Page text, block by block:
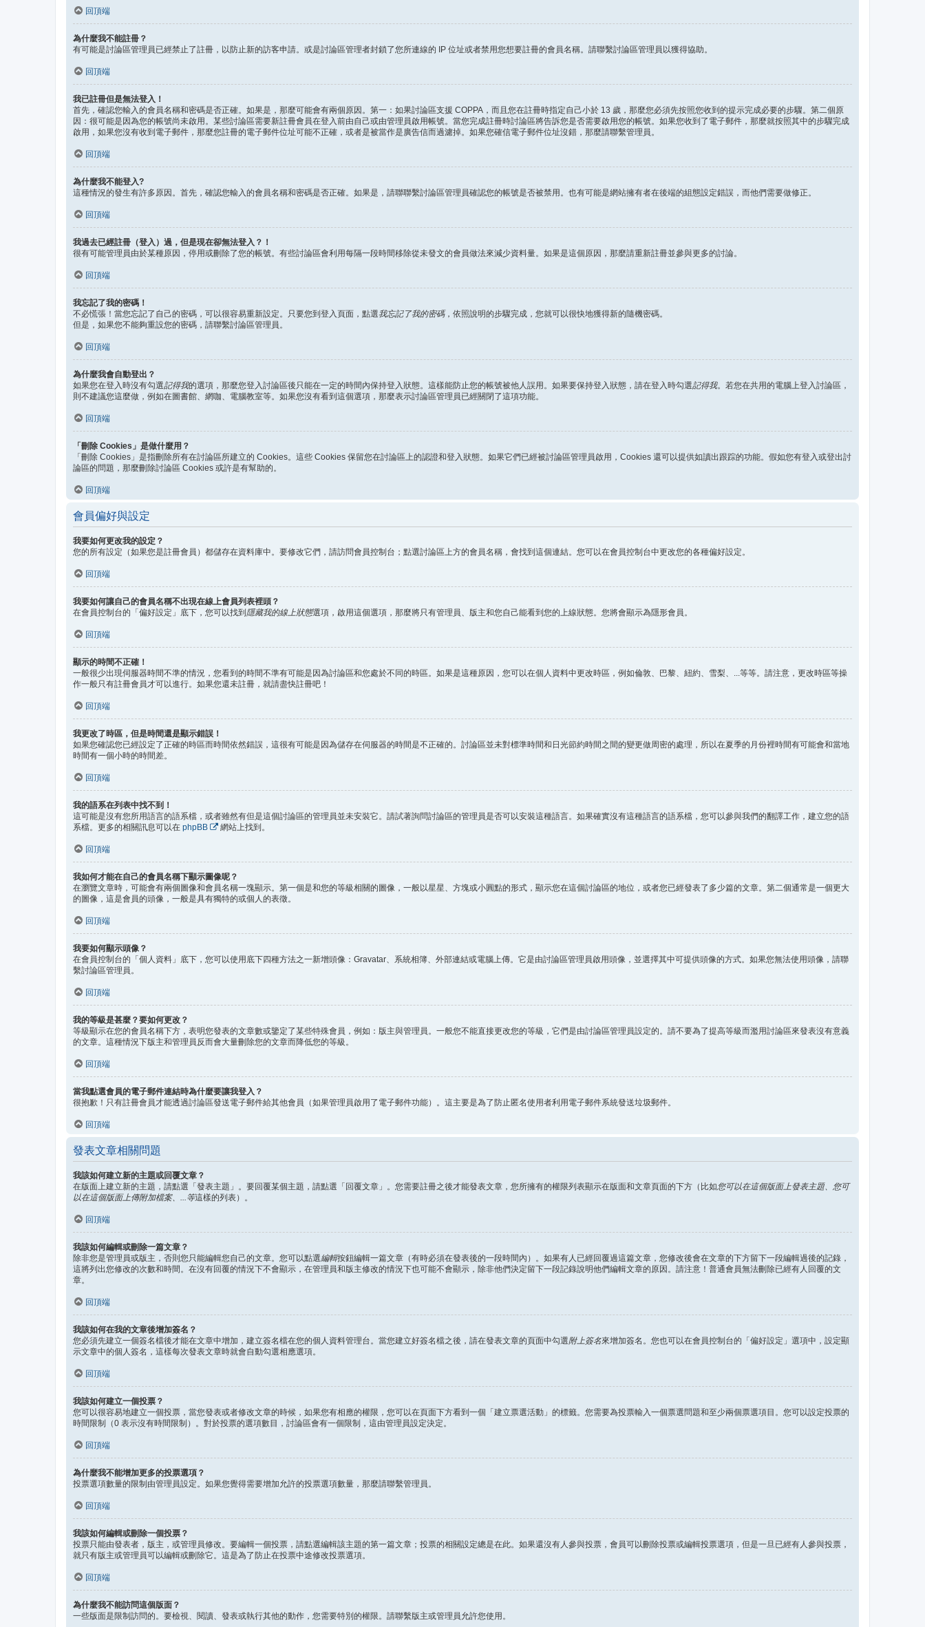
回頂端
為什麼我不能註冊？
有可能是討論區管理員已經禁止了註冊，以防止新的訪客申請。或是討論區管理者封鎖了您所連線的 IP 位址或者禁用您想要註冊的會員名稱。請聯繫討論區管理員以獲得協助。
回頂端
我已註冊但是無法登入！
首先，確認您輸入的會員名稱和密碼是否正確。如果是，那麼可能會有兩個原因。第一：如果討論區支援 COPPA，而且您在註冊時指定自己小於 13 歲，那麼您必須先按照您收到的提示完成必要的步驟。第二個原
因：很可能是因為您的帳號尚未啟用。某些討論區需要新註冊會員在登入前由自己或由管理員啟用帳號。當您完成註冊時討論區將告訴您是否需要啟用您的帳號。如果您收到了電子郵件，那麼就按照其中的步驟完成
啟用，如果您沒有收到電子郵件，那麼您註冊的電子郵件位址可能不正確，或者是被當作是廣告信而過濾掉。如果您確信電子郵件位址沒錯，那麼請聯繫管理員。
回頂端
為什麼我不能登入?
這種情況的發生有許多原因。首先，確認您輸入的會員名稱和密碼是否正確。如果是，請聯聯繫討論區管理員確認您的帳號是否被禁用。也有可能是網站擁有者在後端的組態設定錯誤，而他們需要做修正。
回頂端
我過去已經註冊（登入）過，但是現在卻無法登入？！
很有可能管理員由於某種原因，停用或刪除了您的帳號。有些討論區會利用每隔一段時間移除從未發文的會員做法來減少資料量。如果是這個原因，那麼請重新註冊並參與更多的討論。
回頂端
我忘記了我的密碼！
不必慌張！當您忘記了自己的密碼，可以很容易重新設定。只要您到登入頁面，點選我忘記了我的密碼，依照說明的步驟完成，您就可以很快地獲得新的隨機密碼。
但是，如果您不能夠重設您的密碼，請聯繫討論區管理員。
回頂端
為什麼我會自動登出？
如果您在登入時沒有勾選記得我的選項，那麼您登入討論區後只能在一定的時間內保持登入狀態。這樣能防止您的帳號被他人誤用。如果要保持登入狀態，請在登入時勾選記得我。若您在共用的電腦上登入討論區，
則不建議您這麼做，例如在圖書館、網咖、電腦教室等。如果您沒有看到這個選項，那麼表示討論區管理員已經關閉了這項功能。
回頂端
「刪除 Cookies」是做什麼用？
「刪除 Cookies」是指刪除所有在討論區所建立的 Cookies。這些 Cookies 保留您在討論區上的認證和登入狀態。如果它們已經被討論區管理員啟用，Cookies 還可以提供如讀出跟踪的功能。假如您有登入或登出討
論區的問題，那麼刪除討論區 Cookies 或許是有幫助的。
回頂端
會員偏好與設定
我要如何更改我的設定？
您的所有設定（如果您是註冊會員）都儲存在資料庫中。要修改它們，請訪問會員控制台；點選討論區上方的會員名稱，會找到這個連結。您可以在會員控制台中更改您的各種偏好設定。
回頂端
我要如何讓自己的會員名稱不出現在線上會員列表裡頭？
在會員控制台的「偏好設定」底下，您可以找到隱藏我的線上狀態選項，啟用這個選項，那麼將只有管理員、版主和您自己能看到您的上線狀態。您將會顯示為隱形會員。
回頂端
顯示的時間不正確！
一般很少出現伺服器時間不準的情況，您看到的時間不準有可能是因為討論區和您處於不同的時區。如果是這種原因，您可以在個人資料中更改時區，例如倫敦、巴黎、紐約、雪梨、...等等。請注意，更改時區等操
作一般只有註冊會員才可以進行。如果您還未註冊，就請盡快註冊吧！
回頂端
我更改了時區，但是時間還是顯示錯誤！
如果您確認您已經設定了正確的時區而時間依然錯誤，這很有可能是因為儲存在伺服器的時間是不正確的。討論區並未對標準時間和日光節約時間之間的變更做周密的處理，所以在夏季的月份裡時間有可能會和當地
時間有一個小時的時間差。
回頂端
我的語系在列表中找不到！
這可能是沒有您所用語言的語系檔，或者雖然有但是這個討論區的管理員並未安裝它。請試著詢問討論區的管理員是否可以安裝這種語言。如果確實沒有這種語言的語系檔，您可以參與我們的翻譯工作，建立您的語
系檔。更多的相關訊息可以在 phpBB 網站上找到。
回頂端
我如何才能在自己的會員名稱下顯示圖像呢？
在瀏覽文章時，可能會有兩個圖像和會員名稱一塊顯示。第一個是和您的等級相關的圖像，一般以星星、方塊或小圓點的形式，顯示您在這個討論區的地位，或者您已經發表了多少篇的文章。第二個通常是一個更大
的圖像，這是會員的頭像，一般是具有獨特的或個人的表徵。
回頂端
我要如何顯示頭像？
在會員控制台的「個人資料」底下，您可以使用底下四種方法之一新增頭像：Gravatar、系統相簿、外部連結或電腦上傳。它是由討論區管理員啟用頭像，並選擇其中可提供頭像的方式。如果您無法使用頭像，請聯
繫討論區管理員。
回頂端
我的等級是甚麼？要如何更改？
等級顯示在您的會員名稱下方，表明您發表的文章數或鑒定了某些特殊會員，例如：版主與管理員。一般您不能直接更改您的等級，它們是由討論區管理員設定的。請不要為了提高等級而濫用討論區來發表沒有意義
的文章。這種情況下版主和管理員反而會大量刪除您的文章而降低您的等級。
回頂端
當我點選會員的電子郵件連結時為什麼要讓我登入？
很抱歉！只有註冊會員才能透過討論區發送電子郵件給其他會員（如果管理員啟用了電子郵件功能）。這主要是為了防止匿名使用者利用電子郵件系統發送垃圾郵件。
回頂端
發表文章相關問題
我該如何建立新的主題或回覆文章？
在版面上建立新的主題，請點選「發表主題」。要回覆某個主題，請點選「回覆文章」。您需要註冊之後才能發表文章，您所擁有的權限列表顯示在版面和文章頁面的下方（比如您可以在這個版面上發表主題、您可
以在這個版面上傳附加檔案、...等這樣的列表）。
回頂端
我該如何編輯或刪除一篇文章？
除非您是管理員或版主，否則您只能編輯您自己的文章。您可以點選編輯按鈕編輯一篇文章（有時必須在發表後的一段時間內）。如果有人已經回覆過這篇文章，您修改後會在文章的下方留下一段編輯過後的記錄，
這將列出您修改的次數和時間。在沒有回覆的情況下不會顯示，在管理員和版主修改的情況下也可能不會顯示，除非他們決定留下一段記錄說明他們編輯文章的原因。請注意！普通會員無法刪除已經有人回覆的文
章。
回頂端
我該如何在我的文章後增加簽名？
您必須先建立一個簽名檔後才能在文章中增加，建立簽名檔在您的個人資料管理台。當您建立好簽名檔之後，請在發表文章的頁面中勾選附上簽名來增加簽名。您也可以在會員控制台的「偏好設定」選項中，設定顯
示文章中的個人簽名，這樣每次發表文章時就會自動勾選相應選項。
回頂端
我該如何建立一個投票？
您可以很容易地建立一個投票，當您發表或者修改文章的時候，如果您有相應的權限，您可以在頁面下方看到一個「建立票選活動」的標籤。您需要為投票輸入一個票選問題和至少兩個票選項目。您可以設定投票的
時間限制（0 表示沒有時間限制）。對於投票的選項數目，討論區會有一個限制，這由管理員設定決定。
回頂端
為什麼我不能增加更多的投票選項？
投票選項數量的限制由管理員設定。如果您覺得需要增加允許的投票選項數量，那麼請聯繫管理員。
回頂端
我該如何編輯或刪除一個投票？
投票只能由發表者，版主，或管理員修改。要編輯一個投票，請點選編輯該主題的第一篇文章；投票的相關設定總是在此。如果還沒有人參與投票，會員可以刪除投票或編輯投票選項，但是一旦已經有人參與投票，
就只有版主或管理員可以編輯或刪除它。這是為了防止在投票中途修改投票選項。
回頂端
為什麼我不能訪問這個版面？
一些版面是限制訪問的。要檢視、閱讀、發表或執行其他的動作，您需要特別的權限。請聯繫版主或管理員允許您使用。